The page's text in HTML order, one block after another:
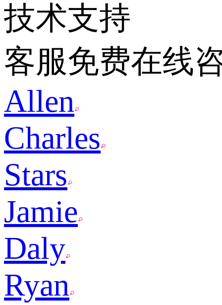
技术支持
客服免费在线
Allen
Charles
Stars
Jamie
Daly
Ryan